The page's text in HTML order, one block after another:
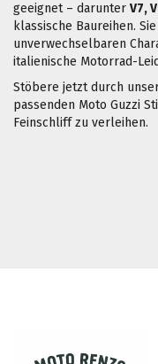
geeignet – darunter V7,
klassische Baureihen.
unverwechselbaren
italienische Motorrad-
Stöbere jetzt durch
passenden Moto Guzzi
Feinschliff zu verleihen.